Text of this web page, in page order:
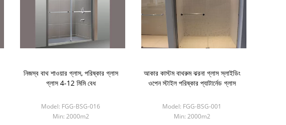
নিজস্ব বাথ শাওয়ার গ্লাস, পরিষ্কার গ্লাস
গ্লাস 4-12 মিমি বেধ
Model: FGG-BSG-016
Min: 2000m2
আকার কাস্টম বাথরুম ঝরনা গ্লাস স্লাইডিং
ওপেন স্টাইল পরিষ্কার প্যাটার্নেড গ্লাস
Model: FGG-BSG-001
Min: 2000m2